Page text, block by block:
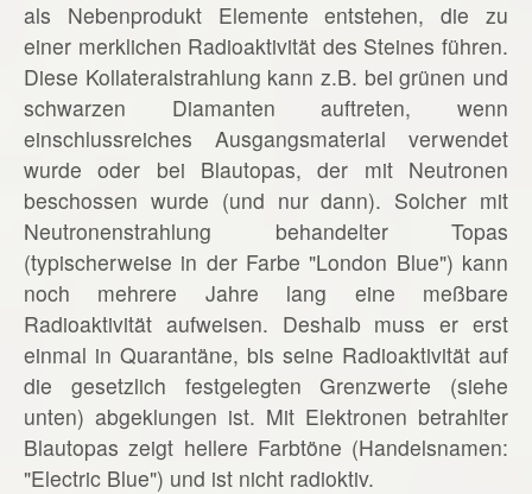
als Nebenprodukt Elemente entstehen, die zu
einer merklichen Radioaktivität des Steines führen.
Diese Kollateralstrahlung kann z.B. bei grünen und
schwarzen Diamanten auftreten, wenn
einschlussreiches Ausgangsmaterial verwendet
wurde oder bei Blautopas, der mit Neutronen
beschossen wurde (und nur dann). Solcher mit
Neutronenstrahlung behandelter Topas
(typischerweise in der Farbe "London Blue") kann
noch mehrere Jahre lang eine meßbare
Radioaktivität aufweisen. Deshalb muss er erst
einmal in Quarantäne, bis seine Radioaktivität auf
die gesetzlich festgelegten Grenzwerte (siehe
unten) abgeklungen ist. Mit Elektronen betrahlter
Blautopas zeigt hellere Farbtöne (Handelsnamen:
"Electric Blue") und ist nicht radioktiv.